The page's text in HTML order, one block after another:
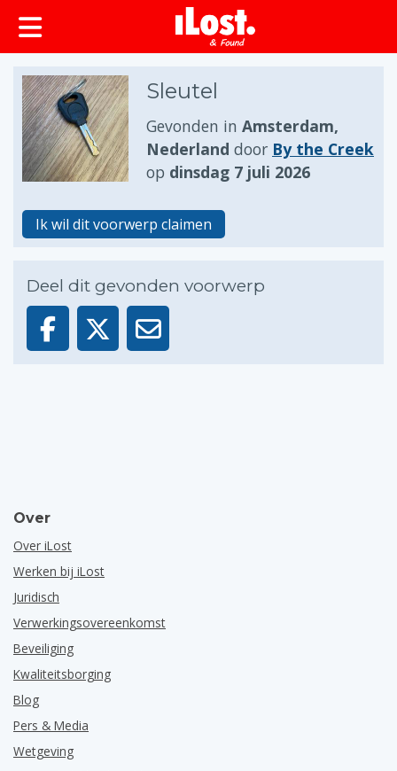
Sleutel
Gevonden in Amsterdam,
Nederland door By the Creek
op dinsdag 7 juli 2026
Ik wil dit voorwerp claimen
Deel dit gevonden voorwerp
Over
Over iLost
Werken bij iLost
Juridisch
Verwerkingsovereenkomst
Beveiliging
Kwaliteitsborging
Blog
Pers & Media
Wetgeving